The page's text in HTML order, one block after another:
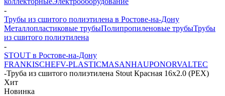
-
Трубы из сшитого полиэтилена в Ростове-на-Дону
Металлопластиковые трубыПолипропиленовые трубыТрубы
из сшитого полиэтилена
-
STOUT в Ростове-на-Дону
FRANKISCHEFV-PLASTICMASANHAUPONORVALTEC
-Труба из сшитого полиэтилена Stout Красная 16х2.0 (PEX)
Хит
Новинка